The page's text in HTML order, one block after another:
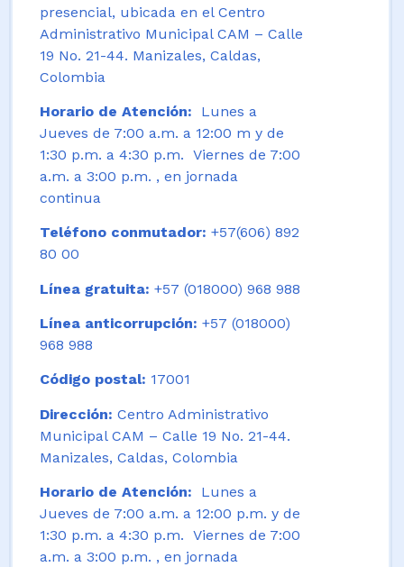
presencial, ubicada en el Centro
Administrativo Municipal CAM – Calle
19 No. 21-44. Manizales, Caldas,
Colombia
Horario de Atención:
Lunes a
Jueves de 7:00 a.m. a 12:00 m y de
1:30 p.m. a 4:30 p.m. Viernes de 7:00
a.m. a 3:00 p.m. , en jornada
continua
Teléfono conmutador: +57(606) 892
80 00
Línea gratuita: +57 (018000) 968 988
Línea anticorrupción: +57 (018000)
968 988
Código postal: 17001
Dirección: Centro Administrativo
Municipal CAM – Calle 19 No. 21-44.
Manizales, Caldas, Colombia
Horario de Atención: Lunes a
Jueves de 7:00 a.m. a 12:00 p.m. y de
1:30 p.m. a 4:30 p.m. Viernes de 7:00
a.m. a 3:00 p.m. , en jornada